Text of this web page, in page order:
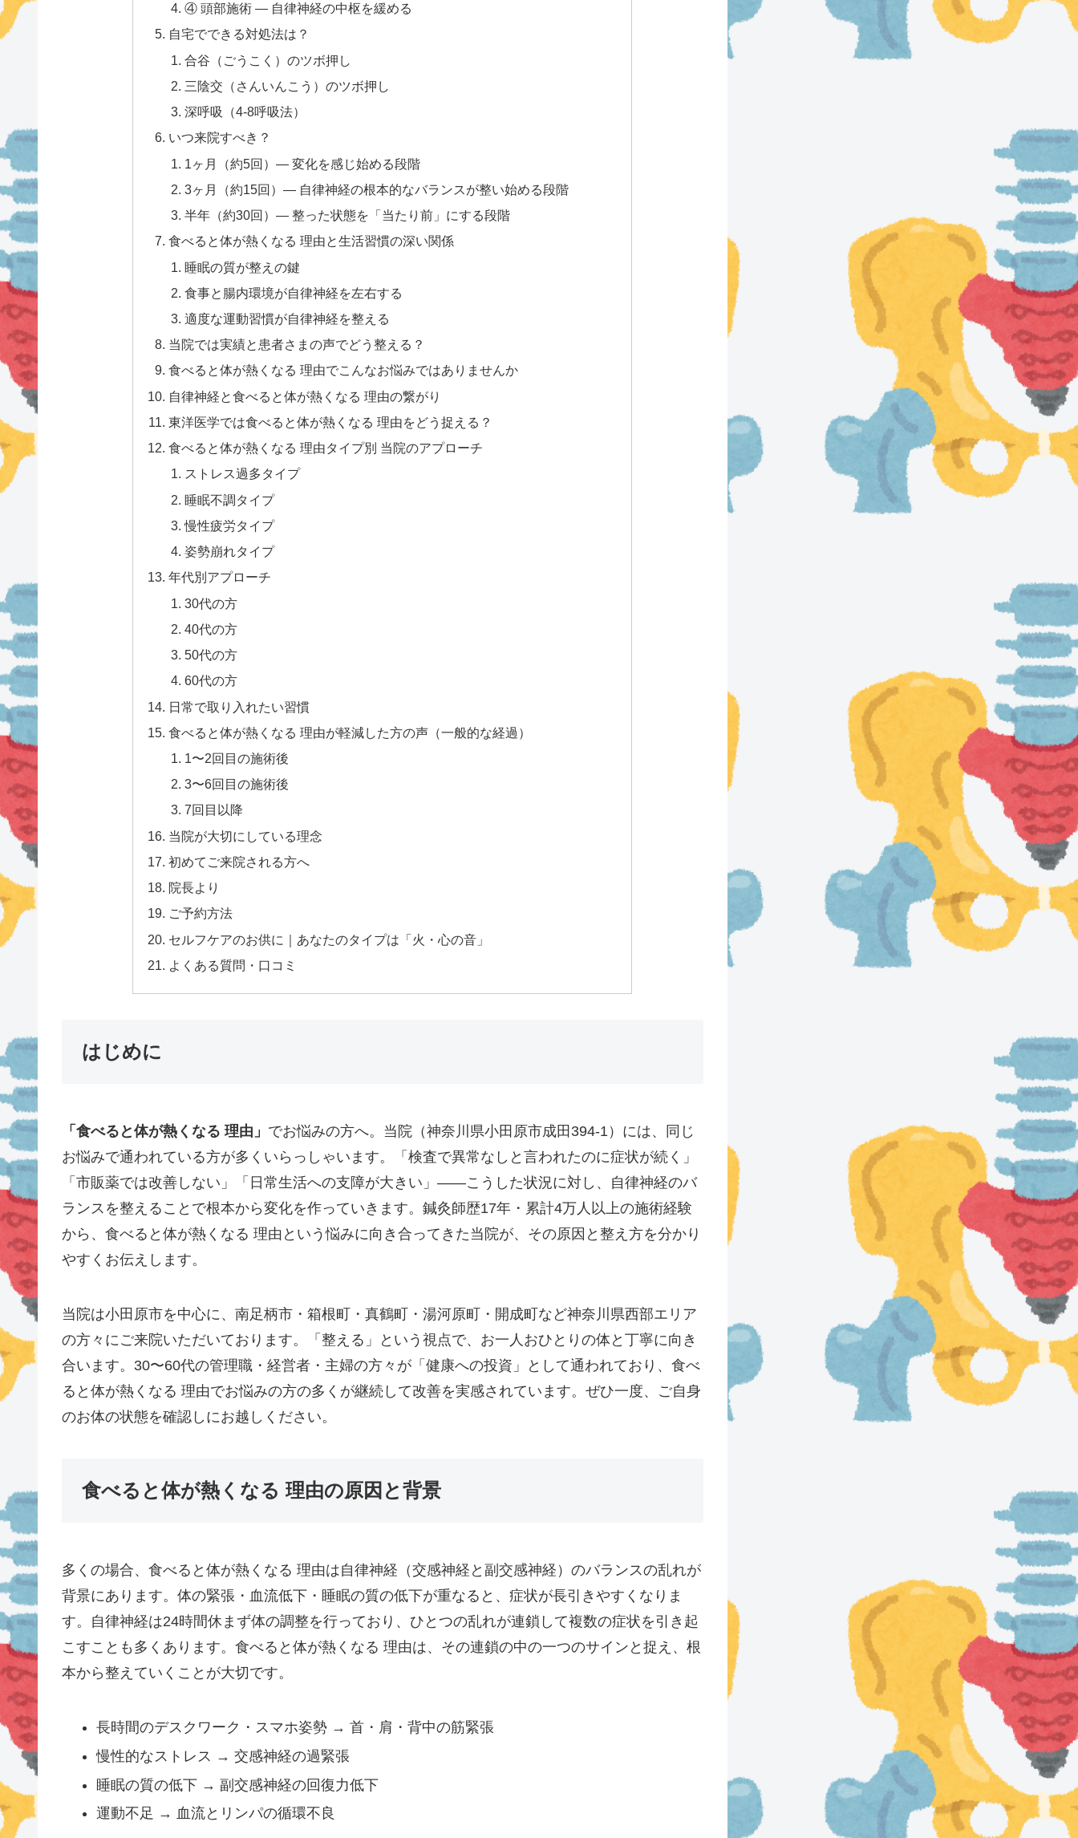
④ 頭部施術 — 自律神経の中枢を緩める
自宅でできる対処法は？
合谷（ごうこく）のツボ押し
三陰交（さんいんこう）のツボ押し
深呼吸（4-8呼吸法）
いつ来院すべき？
1ヶ月（約5回）— 変化を感じ始める段階
3ヶ月（約15回）— 自律神経の根本的なバランスが整い始める段階
半年（約30回）— 整った状態を「当たり前」にする段階
食べると体が熱くなる 理由と生活習慣の深い関係
睡眠の質が整えの鍵
食事と腸内環境が自律神経を左右する
適度な運動習慣が自律神経を整える
当院では実績と患者さまの声でどう整える？
食べると体が熱くなる 理由でこんなお悩みではありませんか
自律神経と食べると体が熱くなる 理由の繋がり
東洋医学では食べると体が熱くなる 理由をどう捉える？
食べると体が熱くなる 理由タイプ別 当院のアプローチ
ストレス過多タイプ
睡眠不調タイプ
慢性疲労タイプ
姿勢崩れタイプ
年代別アプローチ
30代の方
40代の方
50代の方
60代の方
日常で取り入れたい習慣
食べると体が熱くなる 理由が軽減した方の声（一般的な経過）
1〜2回目の施術後
3〜6回目の施術後
7回目以降
当院が大切にしている理念
初めてご来院される方へ
院長より
ご予約方法
セルフケアのお供に｜あなたのタイプは「火・心の音」
よくある質問・口コミ
はじめに
「食べると体が熱くなる 理由」 でお悩みの方へ。当院（神奈川県小田原市成田394-1）には、同じ
お悩みで通われている方が多くいらっしゃいます。「検査で異常なしと言われたのに症状が続く」
「市販薬では改善しない」「日常生活への支障が大きい」——こうした状況に対し、自律神経のバ
ランスを整えることで根本から変化を作っていきます。鍼灸師歴17年・累計4万人以上の施術経験
から、食べると体が熱くなる 理由という悩みに向き合ってきた当院が、その原因と整え方を分かり
やすくお伝えします。
当院は小田原市を中心に、南足柄市・箱根町・真鶴町・湯河原町・開成町など神奈川県西部エリア
の方々にご来院いただいております。「整える」という視点で、お一人おひとりの体と丁寧に向き
合います。30〜60代の管理職・経営者・主婦の方々が「健康への投資」として通われており、食べ
ると体が熱くなる 理由でお悩みの方の多くが継続して改善を実感されています。ぜひ一度、ご自身
のお体の状態を確認しにお越しください。
食べると体が熱くなる 理由の原因と背景
多くの場合、食べると体が熱くなる 理由は自律神経（交感神経と副交感神経）のバランスの乱れが
背景にあります。体の緊張・血流低下・睡眠の質の低下が重なると、症状が長引きやすくなりま
す。自律神経は24時間休まず体の調整を行っており、ひとつの乱れが連鎖して複数の症状を引き起
こすことも多くあります。食べると体が熱くなる 理由は、その連鎖の中の一つのサインと捉え、根
本から整えていくことが大切です。
長時間のデスクワーク・スマホ姿勢 → 首・肩・背中の筋緊張
慢性的なストレス → 交感神経の過緊張
睡眠の質の低下 → 副交感神経の回復力低下
運動不足 → 血流とリンパの循環不良